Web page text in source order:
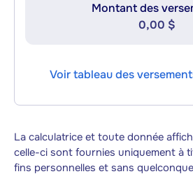
Montant des
0,00 $
Voir tableau des
La calculatrice et toute donnée
celle-ci sont fournies uniquement à
fins personnelles et sans